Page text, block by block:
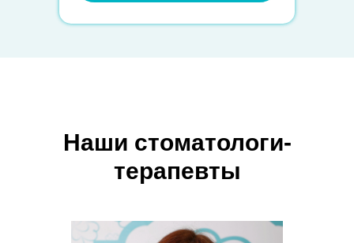
Наши стоматологи-
терапевты